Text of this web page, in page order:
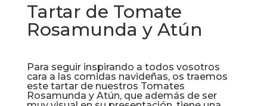
Tartar de Tomate
Rosamunda y Atún
Para seguir inspirando a todos vosotros
cara a las comidas navideñas, os traemos
este tartar de nuestros Tomates
Rosamunda y Atún, que además de ser